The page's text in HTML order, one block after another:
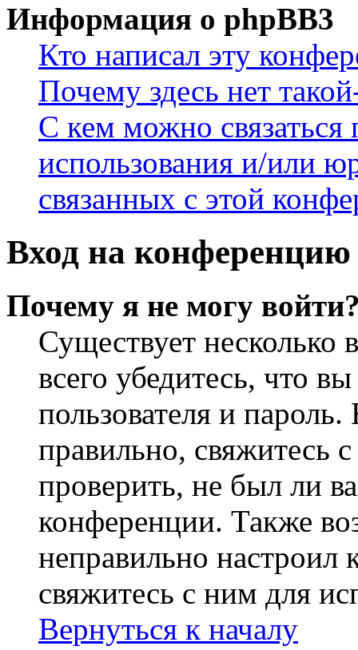
Информация о phpBB3
Кто написал эту
Почему здесь нет
С кем можно связаться
использования и/или
связанных с этой
Вход на конференцию
Почему я не могу
Существует
всего убедитесь, что
пользователя и
правильно, свяжитесь
проверить, не был ли
конференции. Также
неправильно
свяжитесь с ним для
Вернуться к началу